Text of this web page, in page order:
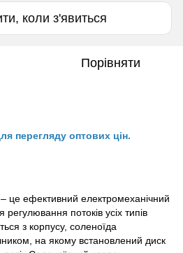
коли з'явиться
Порівняти
перегляду оптових цін.
це ефективний електромеханічний
потоків усіх типів
з корпусу, соленоїда
на якому встановлений диск